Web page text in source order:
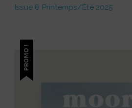
Issue 8 Printemps/Eté 2025
PROMO !